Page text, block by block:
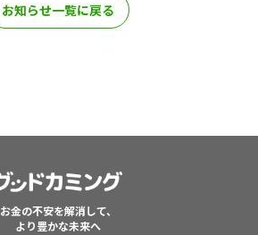
お知らせ一覧に戻る
お金の不安を解消して、
より豊かな未来へ